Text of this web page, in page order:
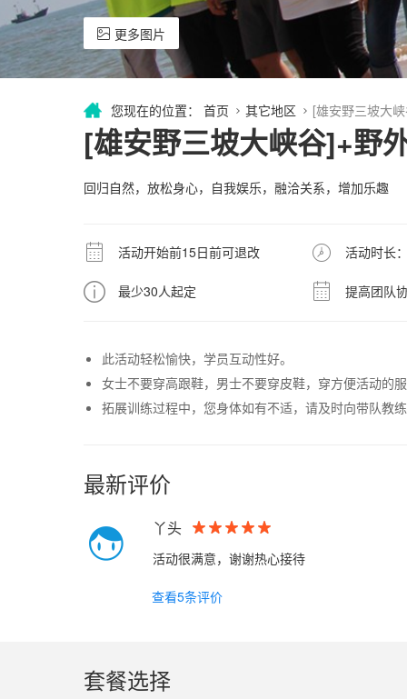
更多图片
您现在的位置： 首页 其它地区 [雄安野三坡大
[雄安野三坡大峡谷]+野
回归自然，放松身心，自我娱乐，融洽关系，增加乐趣
活动开始前15日前可退改 活动时长
最少30人起定 提高团队
此活动轻松愉快，学员互动性好。
女士不要穿高跟鞋，男士不要穿皮鞋，穿方便活动的
拓展训练过程中，您身体如有不适，请及时向带队教
最新评价
丫头
活动很满意，谢谢热心接待
查看5条评价
套餐选择